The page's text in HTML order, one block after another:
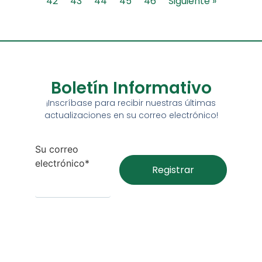
Boletín Informativo
¡Inscríbase para recibir nuestras últimas
actualizaciones en su correo electrónico!
Su correo
electrónico*